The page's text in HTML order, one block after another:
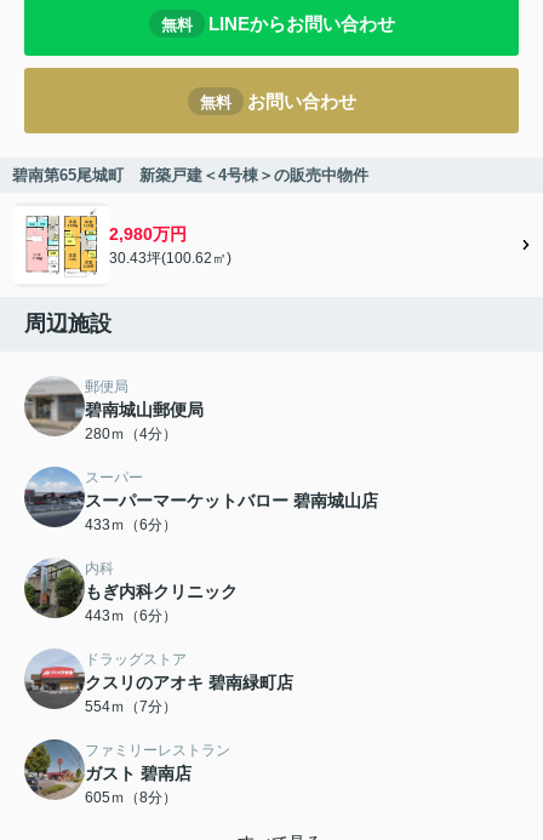
無料 LINEからお問い合わせ
無料 お問い合わせ
碧南第65尾城町 新築戸建＜4号棟＞の販売中物件
2,980万円
30.43坪(100.62㎡)
周辺施設
郵便局
碧南城山郵便局
280ｍ（4分）
スーパー
スーパーマーケットバロー 碧南城山店
433ｍ（6分）
内科
もぎ内科クリニック
443ｍ（6分）
ドラッグストア
クスリのアオキ 碧南緑町店
554ｍ（7分）
ファミリーレストラン
ガスト 碧南店
605ｍ（8分）